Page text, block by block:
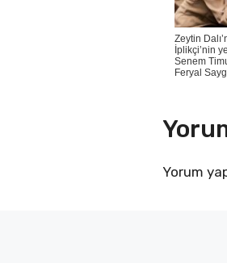
Zeytin
İplikçi’nin
Senem
Feryal
Yorum